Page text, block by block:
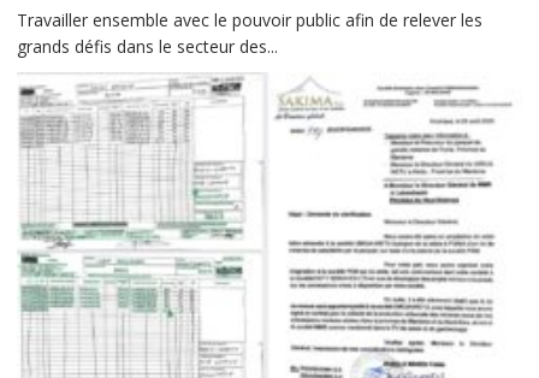
Travailler ensemble avec le pouvoir public afin de relever les
grands défis dans le secteur des...